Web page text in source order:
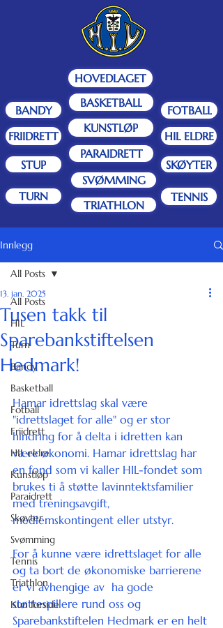
HOVEDLAGET
BANDY
BASKETBALL
FOTBALL
FRIIDRETT
KUNSTLØP
HIL ELDRE
STUP
PARAIDRETT
SKØYTER
SVØMMING
TURN
TRIATHLON
TENNIS
Innlegg
All Posts
HIL
Turn
Bandy
Basketball
Fotball
Friidrett
HIL eldre
Kunstløp
Paraidrett
Skøyter
Svømming
Tennis
Triathlon
Kun forside
All Posts
Tusen takk til
Sparebankstiftelsen
Hedmark!
13. jan. 2025
Hamar idrettslag skal være
"idrettslaget for alle" og er stor
hindring for å delta i idretten kan
være økonomi. Hamar idrettslag har
en fond som vi kaller HIL-fondet som
brukes ti å støtte lavinntektsfamilier
med treningsavgift,
medlemskontingent eller utstyr.
For å kunne være idrettslaget for alle
og ta bort de økonomiske barrierene
er vi avhengige av  ha gode
støttespillere rund oss og
Sparebankstiftelen Hedmark er en helt